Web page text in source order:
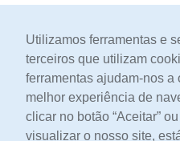
Utilizamos ferramentas e
terceiros que utilizam
ferramentas ajudam-nos a
melhor experiência de
clicar no botão “Aceitar”
visualizar o nosso site,